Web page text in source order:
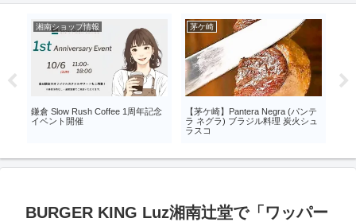
湘南ショップ情報
鎌倉 Slow Rush Coffee 1周年記念
イベント開催
茅ケ崎
【茅ケ崎】Pantera Negra (パンテ
ラ ネグラ) ブラジル料理 炭火シュ
ラスコ
BURGER KING Luz湘南辻堂で「ワッパー